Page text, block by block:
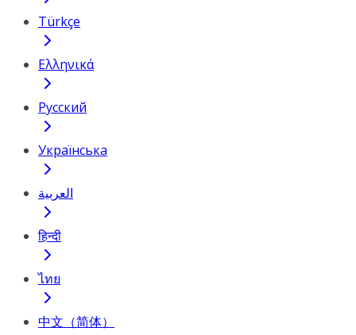
Türkçe
Ελληνικά
Русский
Українська
العربية
हिन्दी
ไทย
中文（简体）